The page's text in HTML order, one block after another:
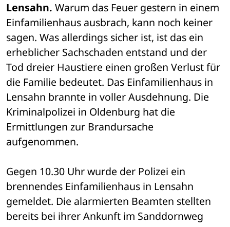
Lensahn. Warum das Feuer gestern in einem
Einfamilienhaus ausbrach, kann noch keiner
sagen. Was allerdings sicher ist, ist das ein
erheblicher Sachschaden entstand und der
Tod dreier Haustiere einen großen Verlust für
die Familie bedeutet. Das Einfamilienhaus in
Lensahn brannte in voller Ausdehnung. Die
Kriminalpolizei in Oldenburg hat die
Ermittlungen zur Brandursache
aufgenommen.
Gegen 10.30 Uhr wurde der Polizei ein
brennendes Einfamilienhaus in Lensahn
gemeldet. Die alarmierten Beamten stellten
bereits bei ihrer Ankunft im Sanddornweg